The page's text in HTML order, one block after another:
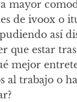
mayor
de ivoox o
así
que estar
mejor
al trabajo o